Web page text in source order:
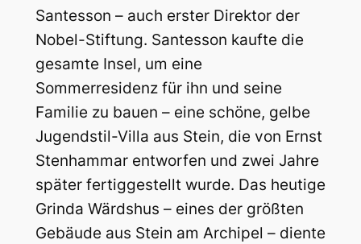
Santesson – auch erster Direktor der
Nobel-Stiftung. Santesson kaufte die
gesamte Insel, um eine
Sommerresidenz für ihn und seine
Familie zu bauen – eine schöne, gelbe
Jugendstil-Villa aus Stein, die von Ernst
Stenhammar entworfen und zwei Jahre
später fertiggestellt wurde. Das heutige
Grinda Wärdshus – eines der größten
Gebäude aus Stein am Archipel – diente